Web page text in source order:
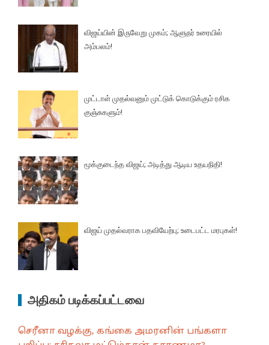
விஜய்யின் இருவேறு முகம்; ஆளுநர் உரையில்
அம்பலம்!
முட்டாள் முதல்வனும் முட்டுக் கொடுக்கும் ரசிக
குஞ்சுகளும்!
மூக்குடைந்த விஜய்; அடித்து ஆடிய உதயநிதி!
விஜய் முதல்வராக பதவியேற்பு; உடைபட்ட மரபுகள்!
அதிகம் படிக்கப்பட்டவை
செரீனா வழக்கு, கங்கை அமரனின் பங்களா